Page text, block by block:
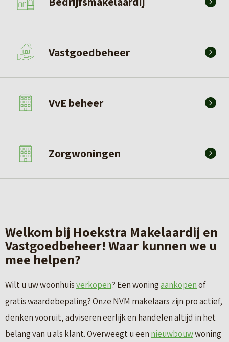
Vastgoedbeheer
VvE beheer
Zorgwoningen
Welkom bij Hoekstra Makelaardij en
Vastgoedbeheer! Waar kunnen we u
mee helpen?
Wilt u uw woonhuisverkopen? Een woningaankopenof
gratis waardebepaling? Onze NVM makelaars zijn pro actief,
denken vooruit, adviseren eerlijk en handelen altijd in het
belang van u als klant. Overweegt u een nieuwbouwwoning